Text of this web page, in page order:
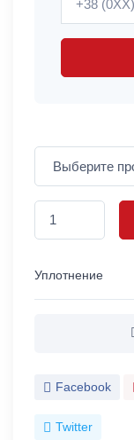
Уплотнение
Facebook
Twitter